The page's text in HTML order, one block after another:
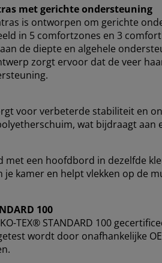
met gerichte ondersteuning
is ontworpen om gerichte
in 5 comfortzones en 3
de diepte en algehele
zorgt ervoor dat de veer
voor verbeterde stabiliteit en
wat bijdraagt aan
met een hoofdbord in dezelfde
je kamer en helpt vlekken op de
100
TEX® STANDARD 100
wordt door onafhankelijke